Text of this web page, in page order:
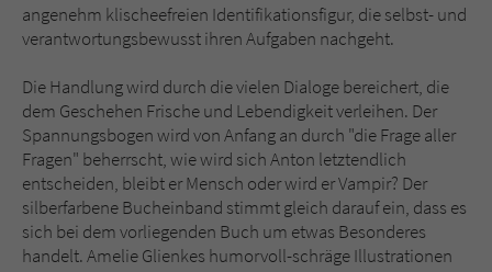
angenehm klischeefreien Identifikationsfigur, die selbst- und
verantwortungsbewusst ihren Aufgaben nachgeht.
Die Handlung wird durch die vielen Dialoge bereichert, die
dem Geschehen Frische und Lebendigkeit verleihen. Der
Spannungsbogen wird von Anfang an durch "die Frage aller
Fragen" beherrscht, wie wird sich Anton letztendlich
entscheiden, bleibt er Mensch oder wird er Vampir? Der
silberfarbene Bucheinband stimmt gleich darauf ein, dass es
sich bei dem vorliegenden Buch um etwas Besonderes
handelt. Amelie Glienkes humorvoll-schräge Illustrationen